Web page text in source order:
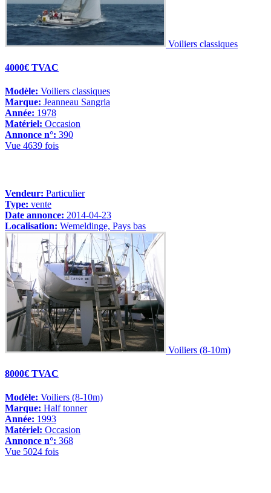
Voiliers classiques
4000€ TVAC
Modèle: Voiliers classiques
Marque: Jeanneau Sangria
Année: 1978
Matériel: Occasion
Annonce n°: 390
Vue 4639 fois
Vendeur: Particulier
Type: vente
Date annonce: 2014-04-23
Localisation: Wemeldinge, Pays bas
Voiliers (8-10m)
8000€ TVAC
Modèle: Voiliers (8-10m)
Marque: Half tonner
Année: 1993
Matériel: Occasion
Annonce n°: 368
Vue 5024 fois